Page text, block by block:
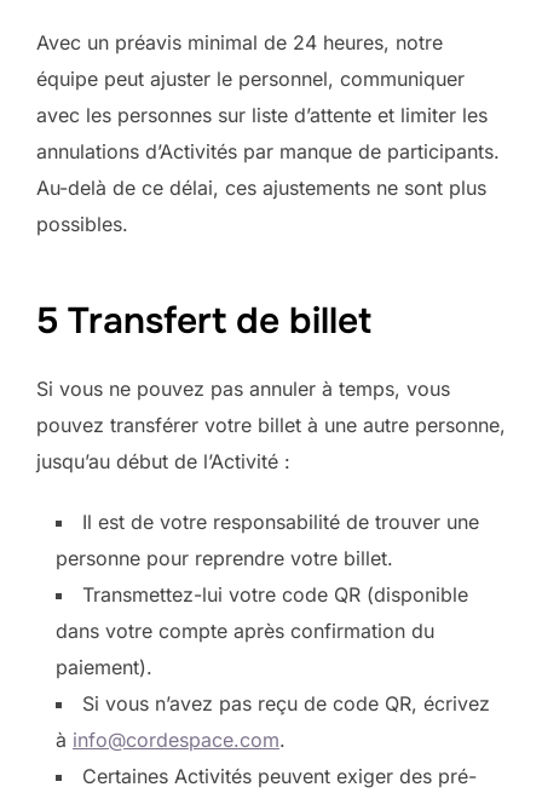
Avec un préavis minimal de 24 heures, notre
équipe peut ajuster le personnel, communiquer
avec les personnes sur liste d’attente et limiter les
annulations d’Activités par manque de participants.
Au-delà de ce délai, ces ajustements ne sont plus
possibles.
5 Transfert de billet
Si vous ne pouvez pas annuler à temps, vous
pouvez transférer votre billet à une autre personne,
jusqu’au début de l’Activité :
Il est de votre responsabilité de trouver une
personne pour reprendre votre billet.
Transmettez-lui votre code QR (disponible
dans votre compte après confirmation du
paiement).
Si vous n’avez pas reçu de code QR, écrivez
à info@cordespace.com.
Certaines Activités peuvent exiger des pré-